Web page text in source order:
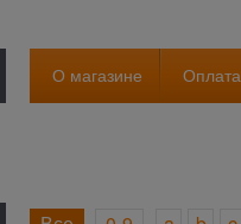
О магазине Оплата